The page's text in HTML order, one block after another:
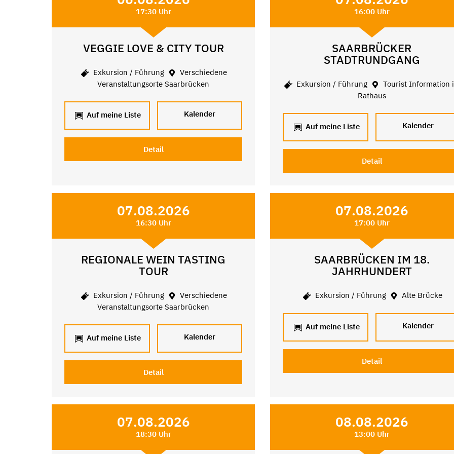
17:30 Uhr
VEGGIE LOVE & CITY TOUR
Exkursion / Führung
Verschiedene
Veranstaltungsorte Saarbrücken
Auf meine Liste Kalender
Detail
16:00 Uhr
SAARBRÜCKER
STADTRUNDGANG
Exkursion / Führung
Tourist Information
Rathaus
Auf meine Liste Kalender
Detail
07.08.2026
16:30 Uhr
REGIONALE WEIN TASTING
TOUR
Exkursion / Führung
Verschiedene
Veranstaltungsorte Saarbrücken
Auf meine Liste Kalender
Detail
07.08.2026
17:00 Uhr
SAARBRÜCKEN IM 18.
JAHRHUNDERT
Exkursion / Führung Alte Brücke
Auf meine Liste Kalender
Detail
07.08.2026
18:30 Uhr
08.08.2026
13:00 Uhr